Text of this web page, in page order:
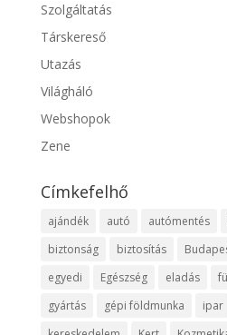
Szolgáltatás
Társkereső
Utazás
Világháló
Webshopok
Zene
Címkefelhő
ajándék autó autómentés
biztonság
biztosítás
egyedi
Egészség eladás
gyártás
gépi földmunka ipar